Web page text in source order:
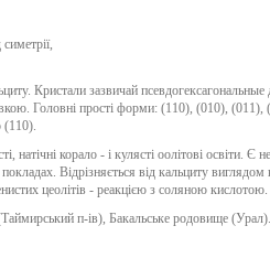
Кристали зазвичай
Головні прості форми: (110), (010),
(110).
натічні корало - і кулясті оолітові освіти. Є
Відрізняється від кальциту виглядом
цеолітів - реакцією з соляною кислотою.
п-ів), Бакальське родовище (Урал).